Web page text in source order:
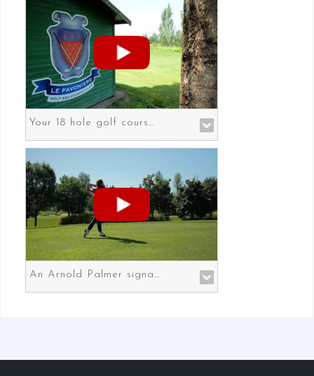
Your 18 hole golf course in Prato the gateway to Florence
An Arnold Palmer signature course in Prato the gateway to Florence